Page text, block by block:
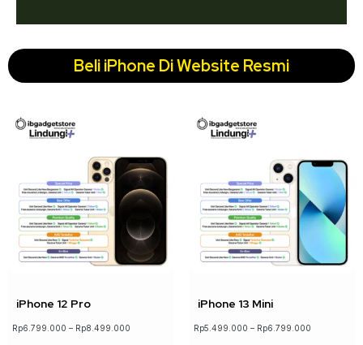
Beli iPhone Di Website Resmi
iPhone 12 Pro
Rp6.799.000 – Rp8.499.000
iPhone 13 Mini
Rp5.499.000 – Rp6.799.000